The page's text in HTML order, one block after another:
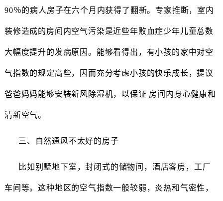
90％的病人房子在六个月内获得了翻新。专家推断，室内
装修造成的房间内空气污染是近些年败血症少年儿童总数
大幅度提升的发病原因。能够看得出，有小孩的家中对空
气指数的规定高些，因而充分考虑小孩的快乐成长，提议
爸爸妈妈能够安裝新风除湿机，以保证 房间内身心健康和
清新空气。
三、自然通风不太好的房子
比如别墅地下室，封闭式的储物间，酒店客房，工厂
车间等。这种地区的空气指数一般较弱，炎热和气密性，